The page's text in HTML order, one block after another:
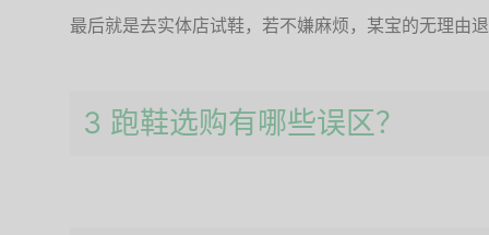
最后就是去实体店试鞋，若不嫌麻烦，某宝的无理由
3 跑鞋选购有哪些误区？